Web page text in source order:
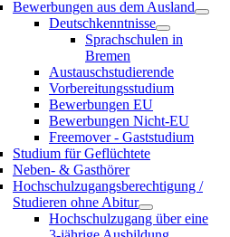
Bewerbungen aus dem Ausland
Deutschkenntnisse
Sprachschulen in
Bremen
Austauschstudierende
Vorbereitungsstudium
Bewerbungen EU
Bewerbungen Nicht-EU
Freemover - Gaststudium
Studium für Geflüchtete
Neben- & Gasthörer
Hochschulzugangsberechtigung /
Studieren ohne Abitur
Hochschulzugang über eine